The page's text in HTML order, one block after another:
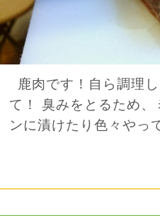
鹿肉です！自ら調理
て！ 臭みをとるため、
ンに漬けたり色々やっ